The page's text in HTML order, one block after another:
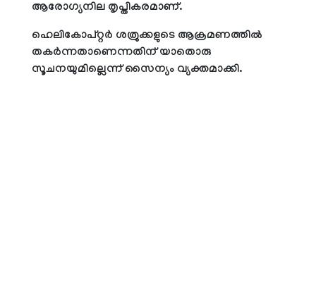
ആരോഗ്യനില തൃപ്തികരമാണ്.
ഹെലികോപ്റ്റര്‍ ശത്രുക്കളുടെ ആക്രമണത്തില്‍
തകര്‍ന്നതാണെന്നതിന് യാതൊരു
സൂചനയുമില്ലെന്ന് സൈന്യം വ്യക്തമാക്കി.